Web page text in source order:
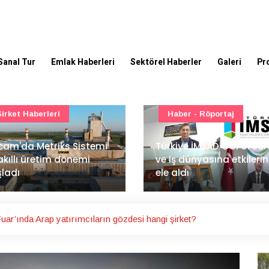
Tur Emlak Haberleri Sektörel Haberler Galeri
İMSAD COP31 süreci
dünyasına etkilerini
- Röportaj
TOKİ'den 51 şehirde 540
gayrimenkul
TOKİ - Emlak Konut GYO
Arap yatırımcıların gözdesi hangi şirket?